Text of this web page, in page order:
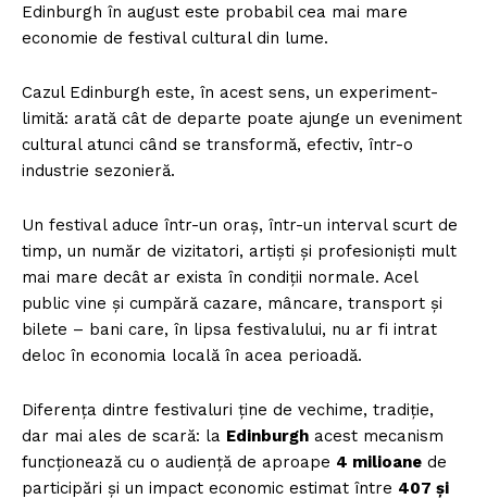
Edinburgh în august este probabil cea mai mare
economie de festival cultural din lume.
Cazul Edinburgh este, în acest sens, un experiment-
limită: arată cât de departe poate ajunge un eveniment
cultural atunci când se transformă, efectiv, într-o
industrie sezonieră.
Un festival aduce într-un oraș, într-un interval scurt de
timp, un număr de vizitatori, artiști și profesioniști mult
mai mare decât ar exista în condiții normale. Acel
public vine și cumpără cazare, mâncare, transport și
bilete – bani care, în lipsa festivalului, nu ar fi intrat
deloc în economia locală în acea perioadă.
Diferența dintre festivaluri ține de vechime, tradiție,
dar mai ales de scară: la Edinburgh acest mecanism
funcționează cu o audiență de aproape 4 milioane de
participări și un impact economic estimat între 407 și